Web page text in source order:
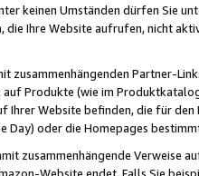
keinen Umständen dürfen Sie
die Ihre Website aufrufen, nicht
zusammenhängenden Partner-
auf Produkte (wie im
Ihrer Website befinden, die für
Day) oder die Homepages
zusammenhängende
Website endet. Falls Sie